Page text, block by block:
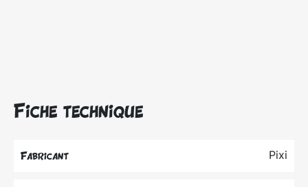
Fiche technique
Fabricant Pixi